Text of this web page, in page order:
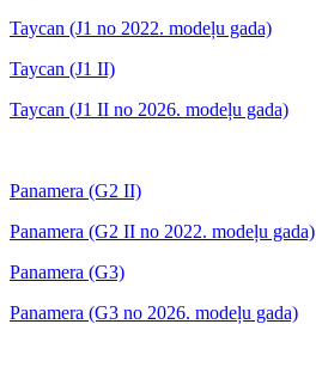
Taycan (J1 no 2022. modeļu gada)
Taycan (J1 II)
Taycan (J1 II no 2026. modeļu gada)
Panamera (G2 II)
Panamera (G2 II no 2022. modeļu gada)
Panamera (G3)
Panamera (G3 no 2026. modeļu gada)